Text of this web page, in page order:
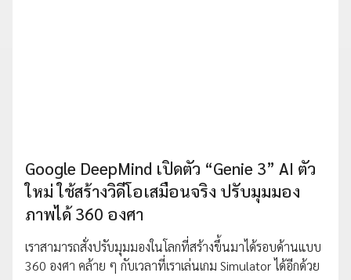
Google DeepMind เปิดตัว “Genie 3” AI ตัว
ใหม่ ใช้สร้างวิดีโอเสมือนจริง ปรับมุมมอง
ภาพได้ 360 องศา
เราสามารถสั่งปรับมุมมองในโลกที่สร้างขึ้นมาได้รอบด้านแบบ
360 องศา คล้าย ๆ กับเวลาที่เราเล่นเกม Simulator ได้อีกด้วย